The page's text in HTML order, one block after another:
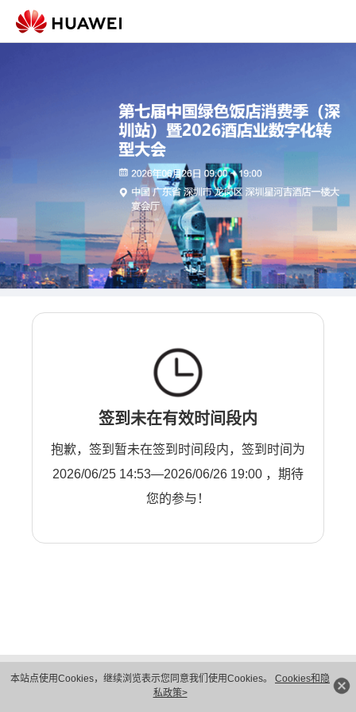
本站点使用Cookies，继续浏览表示您同意我们使用Cookies。 Cookies和隐
私政策>
签到未在有效时间段内
抱歉，签到暂未在签到时间段内，签到时间为
2026/06/25 14:53—2026/06/26 19:00 ，期待
您的参与！
隐私保护
法律声明